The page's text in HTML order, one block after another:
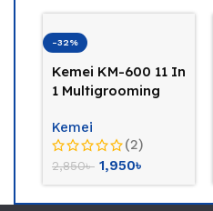
-32%
Kemei KM-600 11 In
1 Multigrooming
Kemei
(2)
2,850৳ 1,950৳